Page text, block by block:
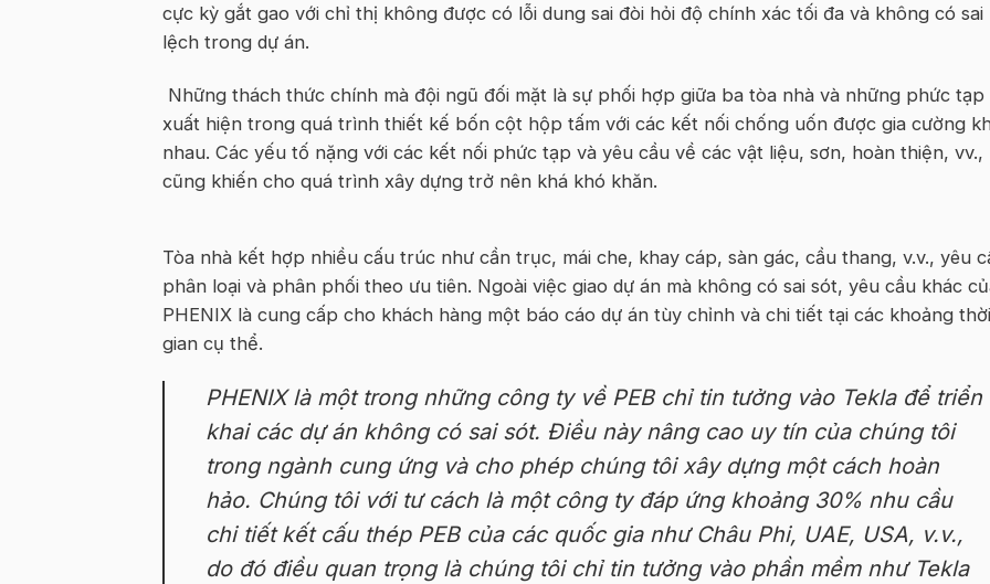
cực kỳ gắt gao với chỉ thị không được có lỗi dung sai đòi hỏi độ chính xác tối đa và không có sai
lệch trong dự án.
Những thách thức chính mà đội ngũ đối mặt là sự phối hợp giữa ba tòa nhà và những phức tạp
xuất hiện trong quá trình thiết kế bốn cột hộp tấm với các kết nối chống uốn được gia cường
nhau. Các yếu tố nặng với các kết nối phức tạp và yêu cầu về các vật liệu, sơn, hoàn thiện, vv.,
cũng khiến cho quá trình xây dựng trở nên khá khó khăn.
Tòa nhà kết hợp nhiều cấu trúc như cần trục, mái che, khay cáp, sàn gác, cầu thang, v.v., yêu
phân loại và phân phối theo ưu tiên. Ngoài việc giao dự án mà không có sai sót, yêu cầu khác
PHENIX là cung cấp cho khách hàng một báo cáo dự án tùy chỉnh và chi tiết tại các khoảng thời
gian cụ thể.
PHENIX là một trong những công ty vềPEBchỉ tin tưởng vào Tekla để triển
khai các dự án không có sai sót. Điều này nâng cao uy tín của chúng tôi
trong ngành cung ứng và cho phép chúng tôi xây dựng một cách hoàn
hảo. Chúng tôi với tư cách làmột công ty đáp ứngkhoảng 30% nhu cầu
chi tiết kết cấu thép PEB của các quốc gia như Châu Phi, UAE, USA, v.v.,
do đó điều quan trọng là chúng tôi chỉ tin tưởng vào phần mềm như Tekla